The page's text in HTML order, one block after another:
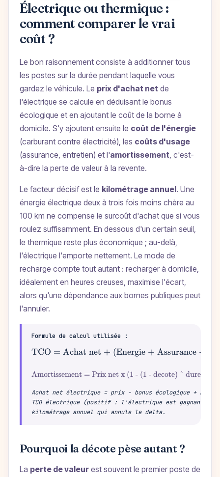
Électrique ou thermique :
comment comparer le vrai
coût ?
Le bon raisonnement consiste à additionner tous
les postes sur la durée pendant laquelle vous
gardez le véhicule. Le prix d'achat net de
l'électrique se calcule en déduisant le bonus
écologique et en ajoutant le coût de la borne à
domicile. S'y ajoutent ensuite le coût de l'énergie
(carburant contre électricité), les coûts d'usage
(assurance, entretien) et l'amortissement, c'est-
à-dire la perte de valeur à la revente.
Le facteur décisif est le kilométrage annuel. Une
énergie électrique deux à trois fois moins chère au
100 km ne compense le surcoût d'achat que si vous
roulez suffisamment. En dessous d'un certain seuil,
le thermique reste plus économique ; au-delà,
l'électrique l'emporte nettement. Le mode de
recharge compte tout autant : recharger à domicile,
idéalement en heures creuses, maximise l'écart,
alors qu'une dépendance aux bornes publiques peut
l'annuler.
Formule de calcul utilisée :
TCO = Achat net + (Energie + Assurance +
\text{Amortissement = Prix
Amortissement = Prix net x (1 - (1 - decote) ^ duree)
Achat net électrique = prix − bonus écologique + borne
TCO électrique (positif : l'électrique est gagnant).
kilométrage annuel qui annule le delta.
Pourquoi la décote pèse autant ?
La perte de valeurest souvent le premier poste de